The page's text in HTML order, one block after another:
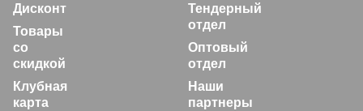
Дисконт
Товары
со
скидкой
Клубная
карта
Тендерный
отдел
Оптовый
отдел
Наши
партнеры